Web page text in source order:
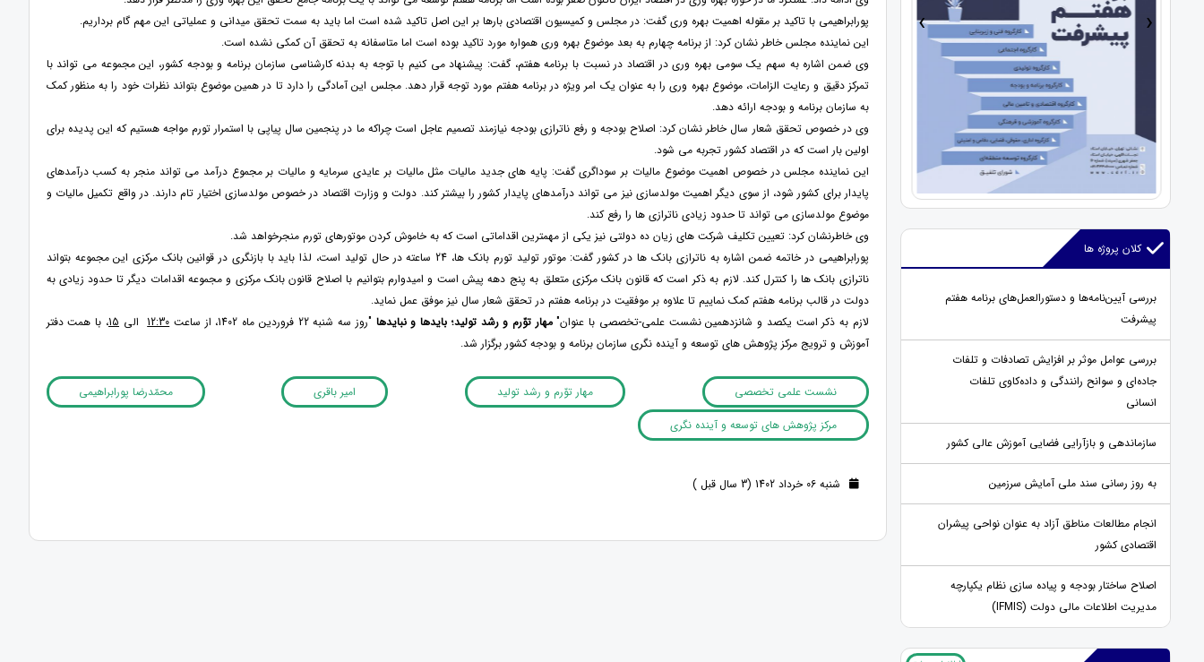
› ‹
کلان پروژه ها
بررسی آیین‌نامه‌ها و دستورالعمل‌های برنامه هفتم
پیشرفت
بررسی عوامل موثر بر افزایش تصادفات و تلفات
جاده‌ای و سوانح رانندگی و داده‌کاوی تلفات
انسانی
سازماندهی و بازآرایی فضایی آموزش عالی کشور
به روز رسانی سند ملی آمایش سرزمین
انجام مطالعات مناطق آزاد به عنوان نواحی پیشران
اقتصادی کشور
اصلاح ساختار بودجه و پیاده سازی نظام یکپارچه
مدیریت اطلاعات مالی دولت (IFMIS)
پورابراهیمی با تاکید بر مقوله اهمیت بهره وری گفت: در مجلس و کمیسیون اقتصادی بارها بر این اصل تاکید شده است اما باید به سمت تحقق میدانی و عملیاتی این مهم گام برداریم.
این نماینده مجلس خاطر نشان کرد: از برنامه چهارم به بعد موضوع بهره وری همواره مورد تاکید بوده است اما متاسفانه به تحقق آن کمکی نشده است.
وی ضمن اشاره به سهم یک سومی بهره وری در اقتصاد در نسبت با برنامه هفتم، گفت: پیشنهاد می کنیم با توجه به بدنه کارشناسی سازمان برنامه و بودجه کشور، این مجموعه می تواند با
تمرکز دقیق و رعایت الزامات، موضوع بهره وری را به عنوان یک امر ویژه در برنامه هفتم مورد توجه قرار دهد. مجلس این آمادگی را دارد تا در همین موضوع بتواند نظرات خود را به منظور کمک
به سازمان برنامه و بودجه ارائه دهد.
وی در خصوص تحقق شعار سال خاطر نشان کرد: اصلاح بودجه و رفع ناترازی بودجه نیازمند تصمیم عاجل است چراکه ما در پنجمین سال پیاپی با استمرار تورم مواجه هستیم که این پدیده برای
اولین بار است که در اقتصاد کشور تجربه می شود.
این نماینده مجلس در خصوص اهمیت موضوع مالیات بر سوداگری گفت: پایه های جدید مالیات مثل مالیات بر عایدی سرمایه و مالیات بر مجموع درآمد می تواند منجر به کسب درآمدهای
پایدار برای کشور شود، از سوی دیگر اهمیت مولدسازی نیز می تواند درآمدهای پایدار کشور را بیشتر کند. دولت و وزارت اقتصاد در خصوص مولدسازی اختیار تام دارند. در واقع تکمیل مالیات و
موضوع مولدسازی می تواند تا حدود زیادی ناترازی ها را رفع کند.
وی خاطرنشان کرد: تعیین تکلیف شرکت های زیان ده دولتی نیز یکی از مهمترین اقداماتی است که به خاموش کردن موتورهای تورم منجرخواهد شد.
پورابراهیمی در خاتمه ضمن اشاره به ناترازی بانک ها در کشور گفت: موتور تولید تورم بانک ها، 24 ساعته در حال تولید است، لذا باید با بازنگری در قوانین بانک مرکزی این مجموعه بتواند
ناترازی بانک ها را کنترل کند. لازم به ذکر است که قانون بانک مرکزی متعلق به پنج دهه پیش است و امیدوارم بتوانیم با اصلاح قانون بانک مرکزی و مجموعه اقدامات دیگر تا حدود زیادی به
دولت در قالب برنامه هفتم کمک نماییم تا علاوه بر موفقیت در برنامه هفتم در تحقق شعار سال نیز موفق عمل نماید.
لازم به ذکر است یکصد و شانزدهمین نشست علمی-تخصصی با عنوان"مهار توّرم و رشد تولید؛ بایدها و نبایدها "روز سه ­شنبه 22 فروردین ­ماه 1402، از ساعت 12:30الی15، با همت دفتر
آموزش و ترویج مرکز پژوهش های توسعه و آینده نگری سازمان برنامه و بودجه کشور برگزار شد.
نشست علمی تخصصی مهار توّرم و رشد تولید امیر باقری
محمّدرضا پورابراهیمی
مرکز پژوهش های توسعه و آینده نگری
شنبه 06 خرداد 1402 (3 سال قبل )